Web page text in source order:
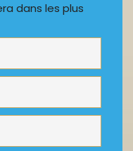
dans les plus